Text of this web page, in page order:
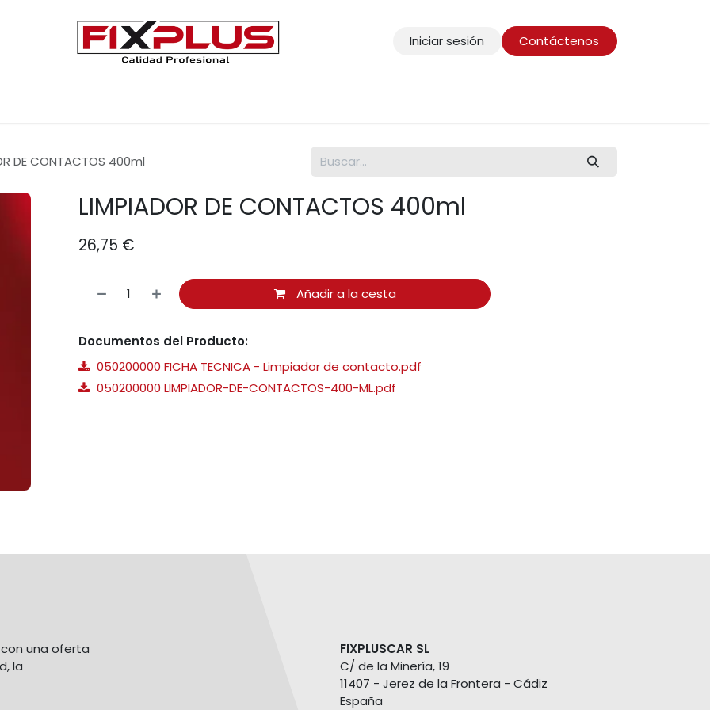
Iniciar sesión Contáctenos
DE CONTACTOS 400ml
LIMPIADOR DE CONTACTOS 400ml
26,75 €
Añadir a la cesta
Documentos del Producto:
050200000 FICHA TECNICA - Limpiador de contacto.pdf
050200000 LIMPIADOR-DE-CONTACTOS-400-ML.pdf
una oferta
la
FIXPLUSCAR SL
C/ de la Minería, 19
11407 - Jerez de la Frontera - Cádiz
España